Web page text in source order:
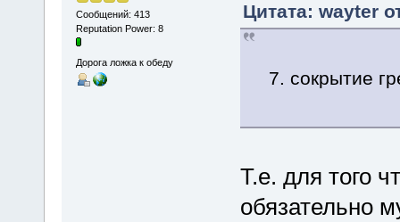
Сообщений: 413
Reputation Power: 8
Дорога ложка к обеду
Цитата: wayter
7. сокрытие
Т.е. для того
обязательно